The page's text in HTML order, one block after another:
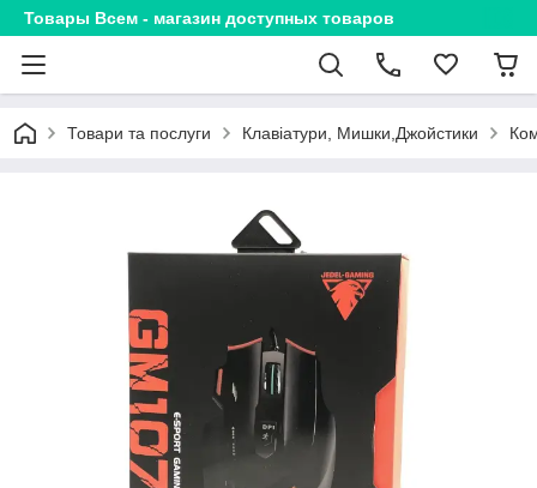
Товары Всем - магазин доступных товаров
Товари та послуги Клавіатури, Мишки,Джойстики